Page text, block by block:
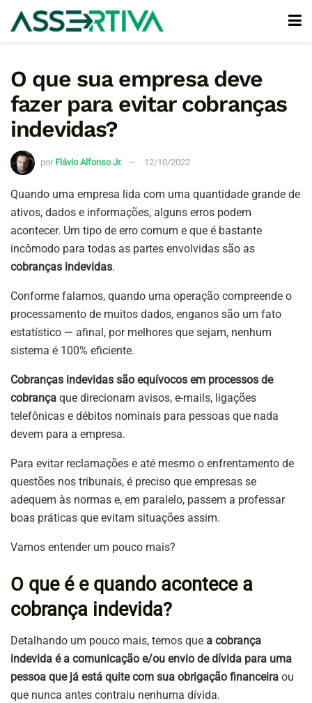
O que sua empresa deve
fazer para evitar cobranças
indevidas?
por Flávio Alfonso Jr. 12/10/2022
Quando uma empresa lida com uma quantidade grande de
ativos, dados e informações, alguns erros podem
acontecer. Um tipo de erro comum e que é bastante
incômodo para todas as partes envolvidas são as
cobranças indevidas.
Conforme falamos, quando uma operação compreende o
processamento de muitos dados, enganos são um fato
estatístico — afinal, por melhores que sejam, nenhum
sistema é 100% eficiente.
Cobranças indevidas são equívocos em processos de
cobrança que direcionam avisos, e-mails, ligações
telefônicas e débitos nominais para pessoas que nada
devem para a empresa.
Para evitar reclamações e até mesmo o enfrentamento de
questões nos tribunais, é preciso que empresas se
adequem às normas e, em paralelo, passem a professar
boas práticas que evitam situações assim.
Vamos entender um pouco mais?
O que é e quando acontece a
cobrança indevida?
Detalhando um pouco mais, temos que a cobrança
indevida é a comunicação e/ou envio de dívida para uma
pessoa que já está quite com sua obrigação financeira ou
que nunca antes contraiu nenhuma dívida.